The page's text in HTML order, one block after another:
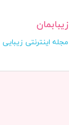
زیبابمان
مجله اینترنتی